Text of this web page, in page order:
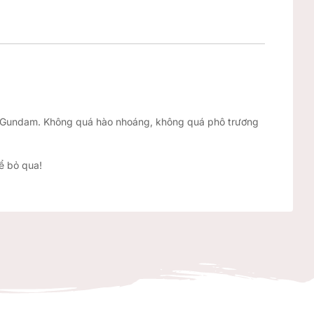
Không quá hào nhoáng, không quá phô trương
bỏ qua!